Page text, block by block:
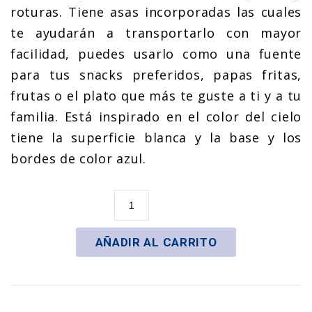
roturas. Tiene asas incorporadas las cuales
te ayudarán a transportarlo con mayor
facilidad, puedes usarlo como una fuente
para tus snacks preferidos, papas fritas,
frutas o el plato que más te guste a ti y a tu
familia. Está inspirado en el color del cielo
tiene la superficie blanca y la base y los
bordes de color azul.
Plato
con
Asas
Colección
Cielo
AÑADIR AL CARRITO